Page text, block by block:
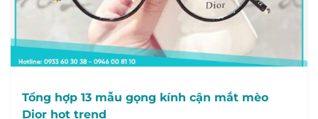
Tổng hợp 13 mẫu gọng kính cận mắt mèo
Dior hot trend